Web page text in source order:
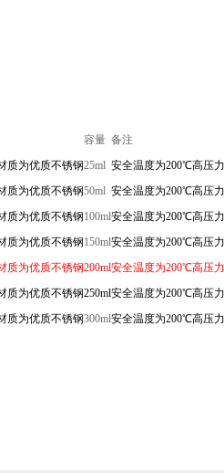
容量 备注
质为优质不锈钢25ml 安全温度为200℃高压
质为优质不锈钢50ml 安全温度为200℃高压
质为优质不锈钢100ml安全温度为200℃高压
质为优质不锈钢150ml安全温度为200℃高压
质为优质不锈钢200ml安全温度为200℃高压
质为优质不锈钢250ml安全温度为200℃高压
质为优质不锈钢300ml安全温度为200℃高压